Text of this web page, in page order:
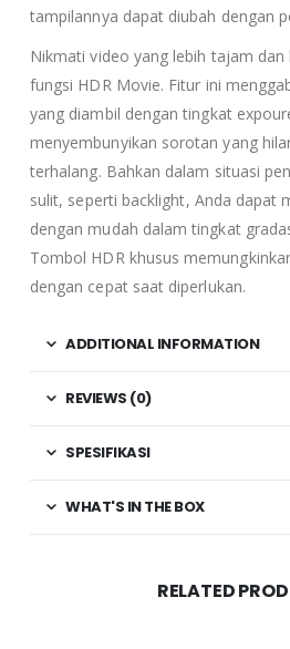
tampilannya dapat diubah dengan
Nikmati video yang lebih tajam
fungsi HDR Movie. Fitur ini
yang diambil dengan tingkat
menyembunyikan sorotan yang
terhalang. Bahkan dalam situasi
sulit, seperti backlight, Anda dapat
dengan mudah dalam tingkat
Tombol HDR khusus
dengan cepat saat diperlukan.
ADDITIONAL INFORMATION
REVIEWS (0)
SPESIFIKASI
WHAT'S IN THE BOX
RELATED